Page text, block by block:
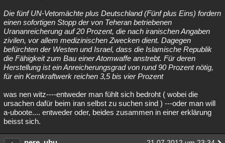
Die fünf UN-Vetomächte plus Deutschland (Fünf plus Eins) fordern
einen sofortigen Stopp der von Teheran betriebenen
Urananreicherung auf 20 Prozent, die nach iranischen Angaben
zivilen, vor allem medizinischen Zwecken dient. Dagegen
befürchten der Westen und Israel, dass die Islamische Republik
die Fähigkeit zum Bau einer Atomwaffe anstrebt. Für deren
Herstellung ist ein Anreicherungsgrad von rund 90 Prozent nötig,
für ein Kernkraftwerk reichen 3,5 bis vier Prozent
was nen witz----entweder man fühlt sich bedroht ( wobei die
ursachen dafür beim iran selbst zu suchen sind ) ---oder man will
a-uboote.... entweder oder, beides zusammen in einer erklärung
beisst sich.